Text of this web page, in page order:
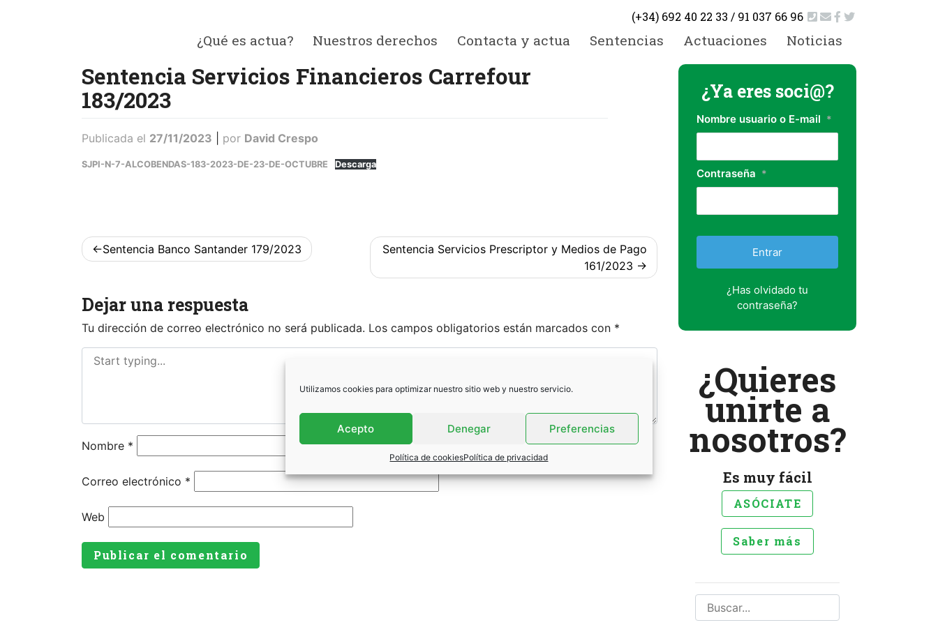
Utilizamos cookies para optimizar nuestro sitio web y nuestro servicio.
Acepto Denegar Preferencias
Política de cookiesPolítica de privacidad
(+34) 692 40 22 33 / 91 037 66 96
¿Qué es actua? Nuestros derechos Contacta y actua Sentencias Actuaciones Noticias
Sentencia Servicios Financieros Carrefour
183/2023
Publicada el 27/11/2023 por David Crespo
SJPI-N-7-ALCOBENDAS-183-2023-DE-23-DE-OCTUBRE Descarga
Navegación
de
entradas
Sentencia Banco Santander 179/2023
Sentencia Servicios Prescriptor y Medios de Pago
161/2023
Dejar una respuesta
Tu dirección de correo electrónico no será publicada. Los campos obligatorios están marcados con *
Nombre *
Correo electrónico *
Web
¿Ya eres soci@?
Nombre usuario o E-mail *
Contraseña *
¿Has olvidado tu
contraseña?
¿Quieres
unirte a
nosotros?
Es muy fácil
ASÓCIATE
Saber más